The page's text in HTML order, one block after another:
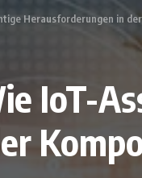
Herausforderungen in
IoT-